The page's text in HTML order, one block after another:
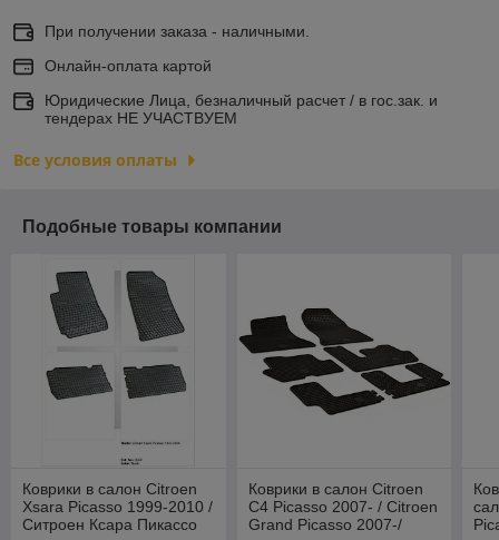
При получении заказа - наличными.
Онлайн-оплата картой
Юридические Лица, безналичный расчет / в гос.зак. и
тендерах НЕ УЧАСТВУЕМ
Все условия оплаты
Подобные товары компании
Коврики в салон Citroen
Xsara Picasso 1999-2010 /
Ситроен Ксара Пикассо
Коврики в салон Citroen
C4 Picasso 2007- / Citroen
Grand Picasso 2007-/